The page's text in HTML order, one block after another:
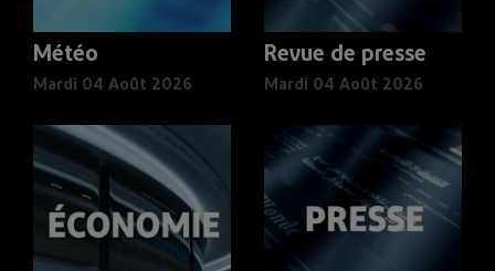
Météo
Mardi 04 Août 2026
Revue de presse
Mardi 04 Août 2026